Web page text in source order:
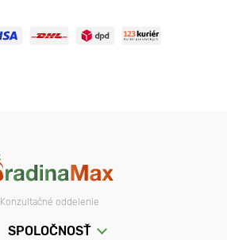
Konzultačné oddelenie
SPOLOČNOSŤ